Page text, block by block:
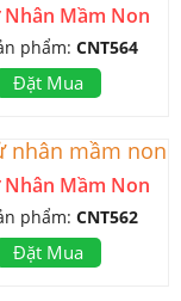
Nhân Mầm Non
phẩm: CNT564
Đặt Mua
Nhân Mầm Non
phẩm: CNT562
Đặt Mua